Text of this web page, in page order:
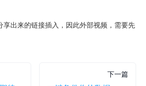
享出来的链接插入，因此外部视频，需要先
下一篇